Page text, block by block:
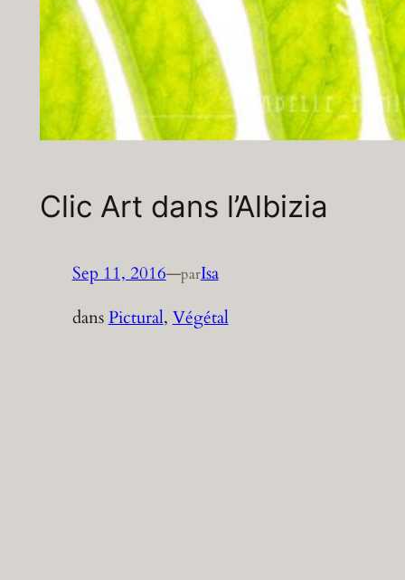
Clic Art dans l’Albizia
Sep 11, 2016—parIsa
dansPictural, Végétal